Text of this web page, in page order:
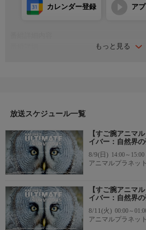
もっと見る
カレンダー登録 ア
ど、さまざまな“タフさ”を武器に生き抜く
放送スケジュール一覧
【すご腕アニマ
イバー：自然界
8/9(日) 14:00～15:00
アニマルプラネット
【すご腕アニマ
イバー：自然界
8/11(火) 00:00～
アニマルプラネット